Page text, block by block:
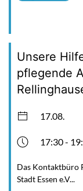
Unsere
pflegende
17.08.
17:30 -
Das Kontaktbüro
Stadt Essen e.V...